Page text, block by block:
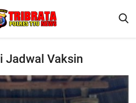
Jadwal Vaksin